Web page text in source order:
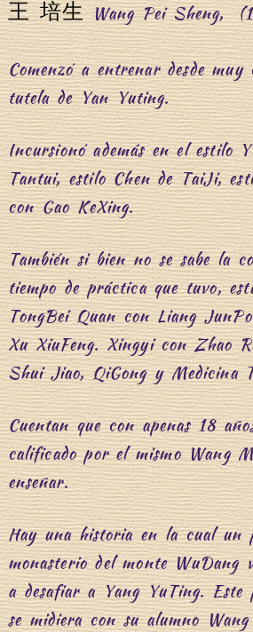
王 培生Wang Pei Sheng,
Comenzó a entrenar desde
tutela de Yan Yuting.
Incursionó además en el estilo
Tantui, estilo Chen de TaiJi,
con Gao KeXing.
También si bien no se sabe la
tiempo de práctica que tuvo,
TongBei Quan con Liang
Xu XiuFeng. Xingyi con Zhao
Shui Jiao, QiGong y Medicina
Cuentan que con apenas 18
calificado por el mismoWang
enseñar.
Hay una historia en la cual un
monasterio del monte WuDang
a desafiar a Yang YuTing. Este
se midiera con su alumno